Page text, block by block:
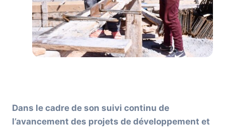
Dans le cadre de son suivi continu de
l’avancement des projets de développement et